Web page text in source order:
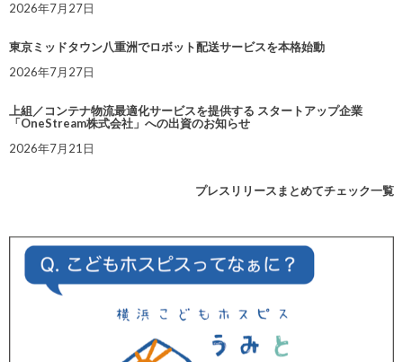
2026年7月27日
東京ミッドタウン八重洲でロボット配送サービスを本格始動
2026年7月27日
上組／コンテナ物流最適化サービスを提供する スタートアップ企業
「OneStream株式会社」への出資のお知らせ
2026年7月21日
プレスリリースまとめてチェック一覧